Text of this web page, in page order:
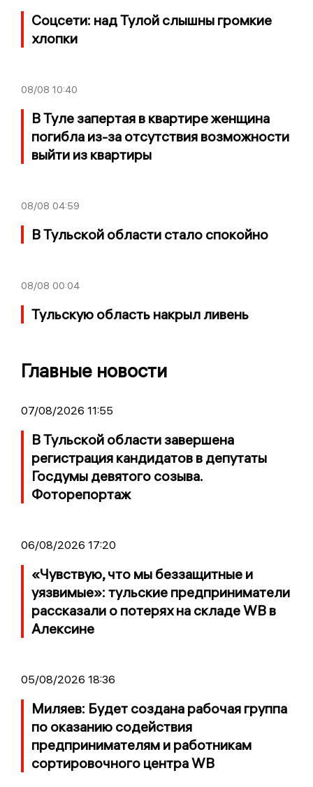
Соцсети: над Тулой слышны громкие
хлопки
08/08 10:40
В Туле запертая в квартире женщина
погибла из-за отсутствия возможности
выйти из квартиры
08/08 04:59
В Тульской области стало спокойно
08/08 00:04
Тульскую область накрыл ливень
Главные новости
07/08/2026 11:55
В Тульской области завершена
регистрация кандидатов в депутаты
Госдумы девятого созыва.
Фоторепортаж
06/08/2026 17:20
«Чувствую, что мы беззащитные и
уязвимые»: тульские предприниматели
рассказали о потерях на складе WB в
Алексине
05/08/2026 18:36
Миляев: Будет создана рабочая группа
по оказанию содействия
предпринимателям и работникам
сортировочного центра WB